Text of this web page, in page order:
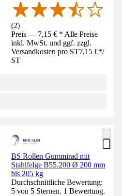
(2)
Preis — 7,15 € * Alle Preise
inkl. MwSt. und ggf. zzgl.
Versandkosten pro ST7,15 €*/
ST
BS Rollen Gummirad mit
Stahlfelge B55.200 Ø 200 mm
bis 205 kg
Durchschnittliche Bewertung:
5 von 5 Sternen. 1 Bewertung.